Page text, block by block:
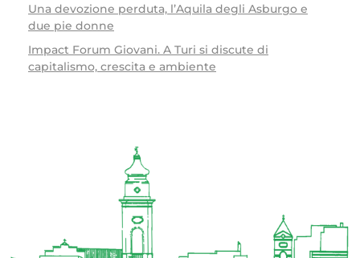
Una devozione perduta, l’Aquila degli Asburgo e
due pie donne
Impact Forum Giovani. A Turi si discute di
capitalismo, crescita e ambiente